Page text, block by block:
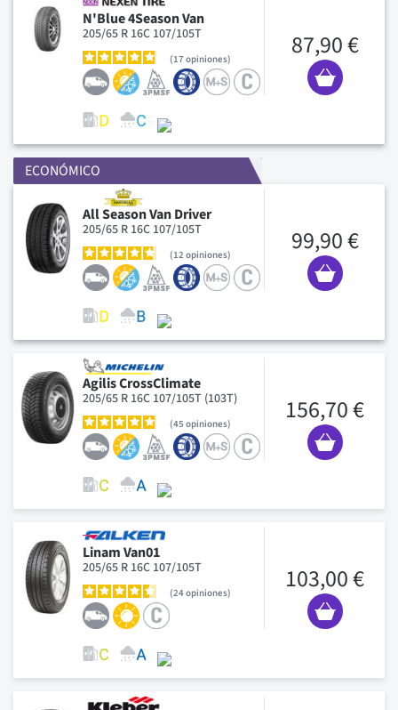
N'Blue 4Season Van
205/65 R 16C 107/105T
17 opiniones 87,90 €
ECONÓMICO
All Season Van Driver
205/65 R 16C 107/105T
12 opiniones 99,90 €
Agilis CrossClimate
205/65 R 16C 107/105T (103T)
45 opiniones 156,70 €
Linam Van01
205/65 R 16C 107/105T
24opiniones 103,00 €